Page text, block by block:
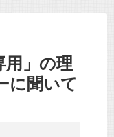
用」の理
に聞いて